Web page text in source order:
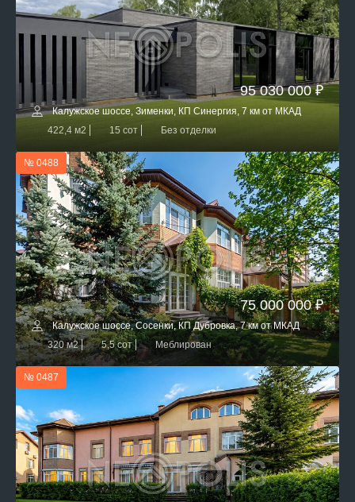
95 030 000 ₽
Калужское шоссе, Зименки, КП Синергия, 7 км от МКАД
422,4 м2
15 сот Без отделки
№ 0488
75 000 000 ₽
Калужское шоссе, Сосенки, КП Дубровка, 7 км от МКАД
320 м2
5,5 сот Меблирован
№ 0487